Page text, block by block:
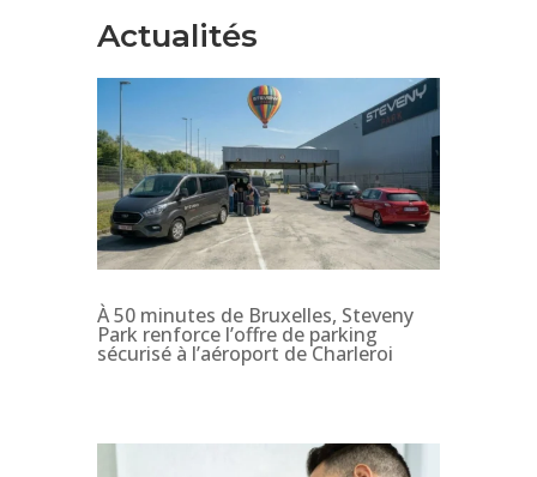
Actualités
À 50 minutes de Bruxelles, Steveny
Park renforce l’offre de parking
sécurisé à l’aéroport de Charleroi